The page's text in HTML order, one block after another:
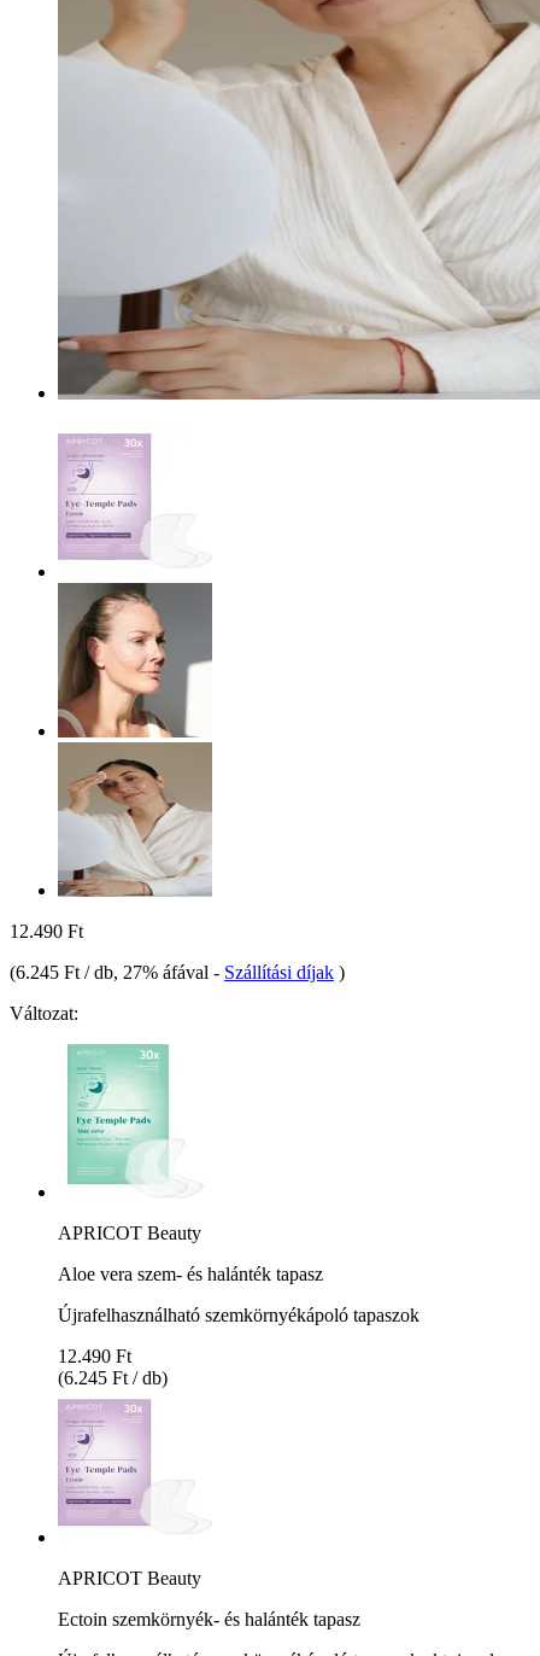
12.490 Ft
(6.245 Ft / db, 27% áfával - Szállítási díjak )
Változat:
APRICOT Beauty
Aloe vera szem- és halánték tapasz
Újrafelhasználható szemkörnyékápoló tapaszok
12.490 Ft
(6.245 Ft / db)
APRICOT Beauty
Ectoin szemkörnyék- és halánték tapasz